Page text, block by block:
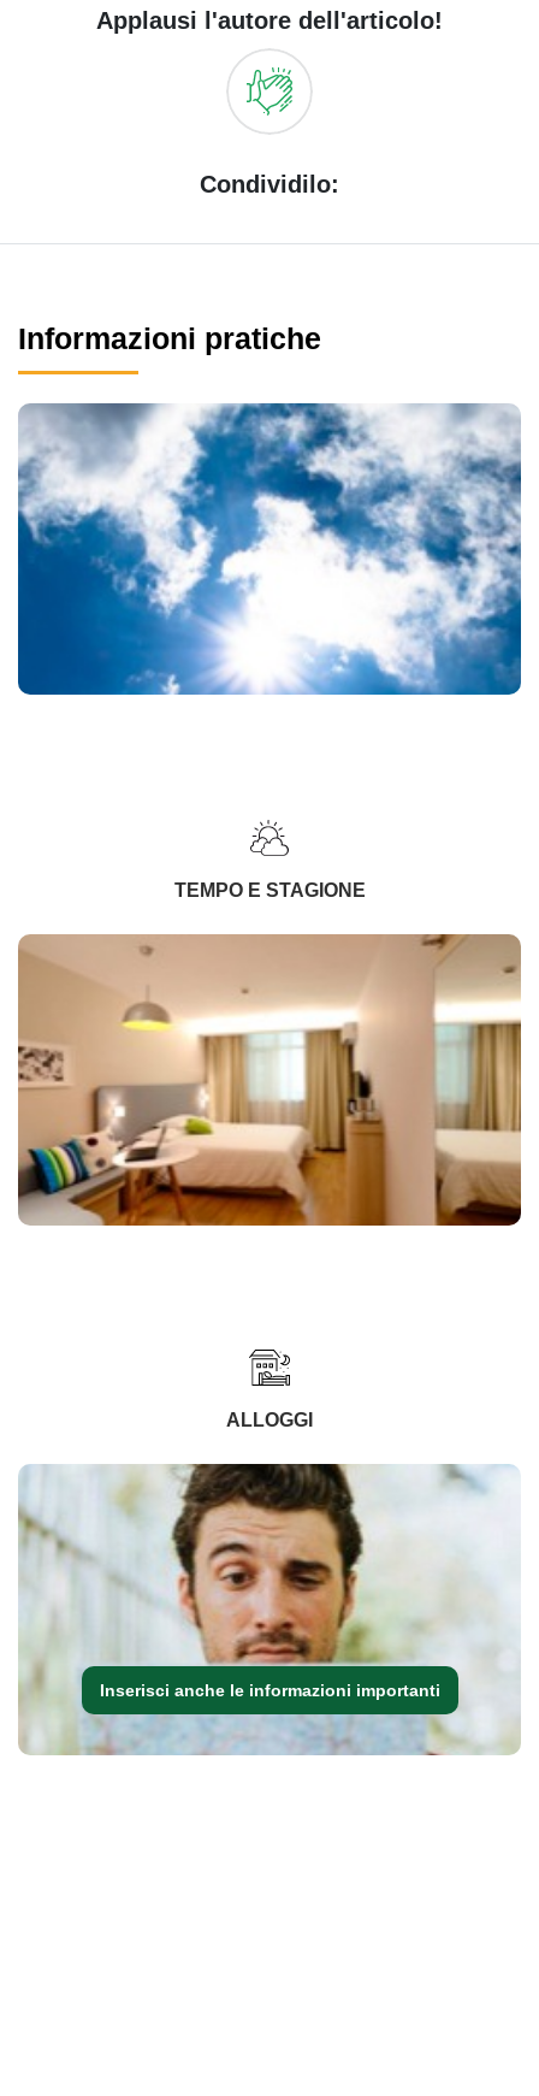
Applausi l'autore dell'articolo!
Condividilo:
Informazioni pratiche
TEMPO E STAGIONE
ALLOGGI
Inserisci anche le informazioni importanti